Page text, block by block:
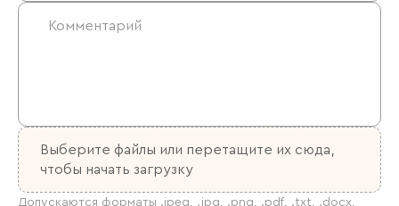
Выберите файлы или перетащите их сюда,
чтобы начать загрузку